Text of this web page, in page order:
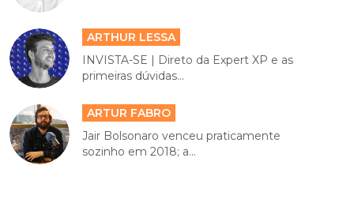
ARTHUR LESSA
INVISTA-SE | Direto da Expert XP e as
primeiras dúvidas...
ARTUR FABRO
Jair Bolsonaro venceu praticamente
sozinho em 2018; a...